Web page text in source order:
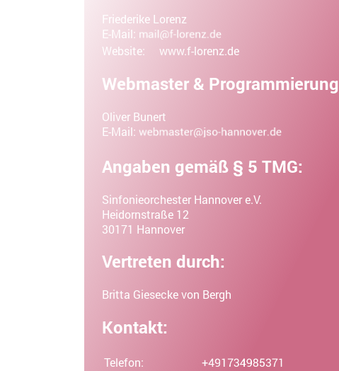
Friederike Lorenz
E-Mail:
Website:
www.f-lorenz.de
Webmaster & Programmierung
Oliver Bunert
E-Mail:
Angaben gemäß § 5 TMG:
Sinfonieorchester Hannover e.V.
Heidornstraße 12
30171 Hannover
Vertreten durch:
Britta Giesecke von Bergh
Kontakt:
Telefon: